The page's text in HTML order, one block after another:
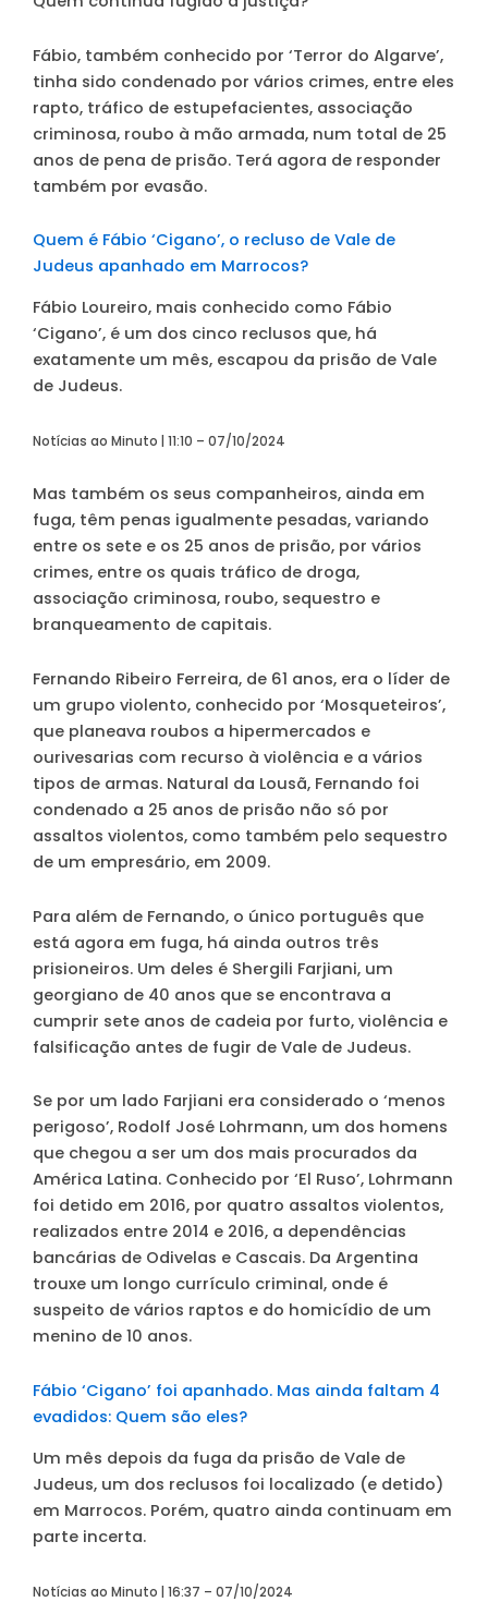
Fábio, também conhecido por ‘Terror do Algarve’,
tinha sido condenado por vários crimes, entre eles
rapto, tráfico de estupefacientes, associação
criminosa, roubo à mão armada, num total de 25
anos de pena de prisão. Terá agora de responder
também por evasão.
Quem é Fábio ‘Cigano’, o recluso de Vale de
Judeus apanhado em Marrocos?
Fábio Loureiro, mais conhecido como Fábio
‘Cigano’, é um dos cinco reclusos que, há
exatamente um mês, escapou da prisão de Vale
de Judeus.
Notícias ao Minuto | 11:10 – 07/10/2024
Mas também os seus companheiros, ainda em
fuga, têm penas igualmente pesadas, variando
entre os sete e os 25 anos de prisão, por vários
crimes, entre os quais tráfico de droga,
associação criminosa, roubo, sequestro e
branqueamento de capitais.
Fernando Ribeiro Ferreira, de 61 anos, era o líder de
um grupo violento, conhecido por ‘Mosqueteiros’,
que planeava roubos a hipermercados e
ourivesarias com recurso à violência e a vários
tipos de armas. Natural da Lousã, Fernando foi
condenado a 25 anos de prisão não só por
assaltos violentos, como também pelo sequestro
de um empresário, em 2009.
Para além de Fernando, o único português que
está agora em fuga, há ainda outros três
prisioneiros. Um deles é Shergili Farjiani, um
georgiano de 40 anos que se encontrava a
cumprir sete anos de cadeia por furto, violência e
falsificação antes de fugir de Vale de Judeus.
Se por um lado Farjiani era considerado o ‘menos
perigoso’, Rodolf José Lohrmann, um dos homens
que chegou a ser um dos mais procurados da
América Latina. Conhecido por ‘El Ruso’, Lohrmann
foi detido em 2016, por quatro assaltos violentos,
realizados entre 2014 e 2016, a dependências
bancárias de Odivelas e Cascais. Da Argentina
trouxe um longo currículo criminal, onde é
suspeito de vários raptos e do homicídio de um
menino de 10 anos.
Fábio ‘Cigano’ foi apanhado. Mas ainda faltam 4
evadidos: Quem são eles?
Um mês depois da fuga da prisão de Vale de
Judeus, um dos reclusos foi localizado (e detido)
em Marrocos. Porém, quatro ainda continuam em
parte incerta.
Notícias ao Minuto | 16:37 – 07/10/2024